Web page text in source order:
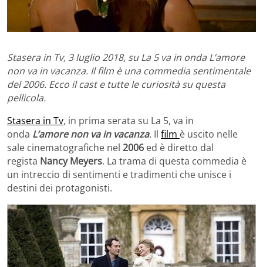
Stasera in Tv, 3 luglio 2018, su La 5 va in onda L’amore
non va in vacanza. Il film è una commedia sentimentale
del 2006. Ecco il cast e tutte le curiosità su questa
pellicola.
Stasera in Tv, in prima serata su La 5, va in
onda L’amore non va in vacanza. Il film è uscito nelle
sale cinematografiche nel 2006 ed è diretto dal
regista Nancy Meyers. La trama di questa commedia è
un intreccio di sentimenti e tradimenti che unisce i
destini dei protagonisti.